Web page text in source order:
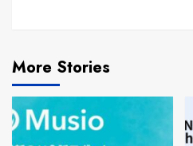
More Stories